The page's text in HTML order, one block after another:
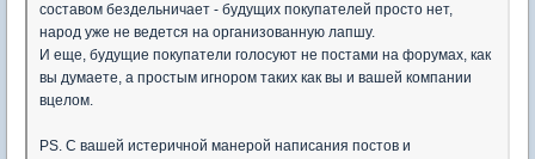
составом бездельничает - будущих покупателей просто нет,
народ уже не ведется на организованную лапшу.
И еще, будущие покупатели голосуют не постами на форумах, как
вы думаете, а простым игнором таких как вы и вашей компании
вцелом.
PS. С вашей истеричной манерой написания постов и